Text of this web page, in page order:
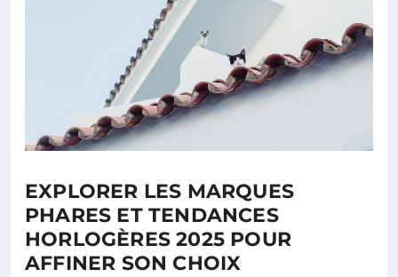
EXPLORER LES MARQUES
PHARES ET TENDANCES
HORLOGÈRES 2025 POUR
AFFINER SON CHOIX